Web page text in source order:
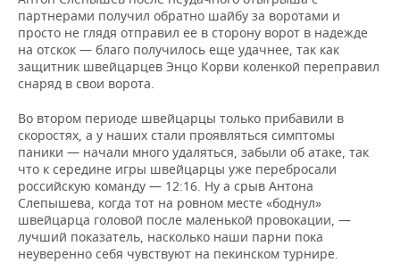
партнерами получил обратно шайбу за воротами и
просто не глядя отправил ее в сторону ворот в надежде
на отскок — благо получилось еще удачнее, так как
защитник швейцарцев Энцо Корви коленкой переправил
снаряд в свои ворота.
Во втором периоде швейцарцы только прибавили в
скоростях, а у наших стали проявляться симптомы
паники — начали много удаляться, забыли об атаке, так
что к середине игры швейцарцы уже перебросали
российскую команду — 12:16. Ну а срыв Антона
Слепышева, когда тот на ровном месте «боднул»
швейцарца головой после маленькой провокации, —
лучший показатель, насколько наши парни пока
неуверенно себя чувствуют на пекинском турнире.